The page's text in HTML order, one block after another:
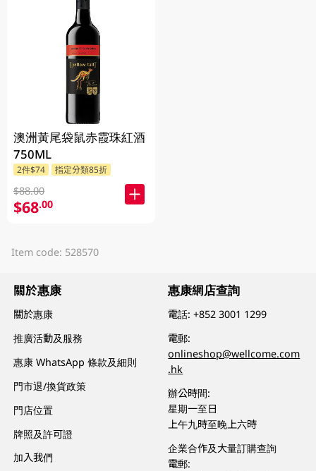
澳洲黃尾袋鼠赤霞珠紅酒
750ML
2件$74 指定分類85折
$88.00
$68.00
Item code: 528570
關於惠康
關於惠康
推廣活動及服務
惠康 WhatsApp 條款及細則
門市退/換貨政策
門店位置
牌照及許可證
加入我們
惠康網店查詢
電話:+852 3001 1299
電郵:
onlineshop@wellcome.com
.hk
辦公時間:
星期一至日
上午九時至晚上六時
企業合作及大量訂購查詢
電郵: